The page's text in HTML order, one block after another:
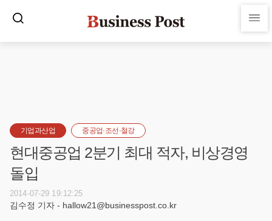
기업과산업 중공업·조선·철강
현대중공업 2분기 최대 적자, 비상경영
돌입
2014-07-29 19:12:25
김수정 기자 - hallow21@businesspost.co.kr